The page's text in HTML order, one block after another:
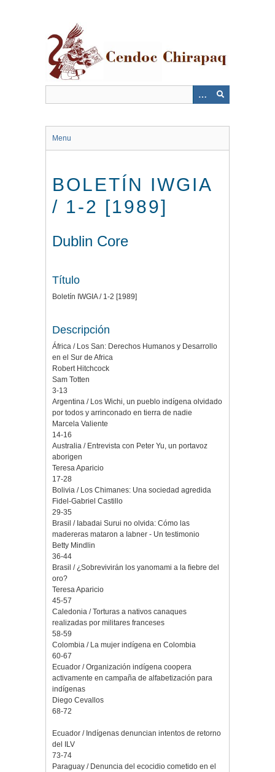
Menu
BOLETÍN IWGIA
/ 1-2 [1989]
Dublin Core
Título
Boletín IWGIA / 1-2 [1989]
Descripción
África / Los San: Derechos Humanos y Desarrollo
en el Sur de Africa
Robert Hitchcock
Sam Totten
3-13
Argentina / Los Wichi, un pueblo indígena olvidado
por todos y arrinconado en tierra de nadie
Marcela Valiente
14-16
Australia / Entrevista con Peter Yu, un portavoz
aborigen
Teresa Aparicio
17-28
Bolivia / Los Chimanes: Una sociedad agredida
Fidel-Gabriel Castillo
29-35
Brasil / Iabadai Surui no olvida: Cómo las
madereras mataron a Iabner - Un testimonio
Betty Mindlin
36-44
Brasil / ¿Sobrevivirán los yanomami a la ﬁebre del
oro?
Teresa Aparicio
45-57
Caledonia / Torturas a nativos canaques
realizadas por militares franceses
58-59
Colombia / La mujer indígena en Colombia
60-67
Ecuador / Organización indígena coopera
activamente en campaña de alfabetización para
indígenas
Diego Cevallos
68-72
Ecuador / Indígenas denuncian intentos de retorno
del ILV
73-74
Paraguay / Denuncia del ecocidio cometido en el